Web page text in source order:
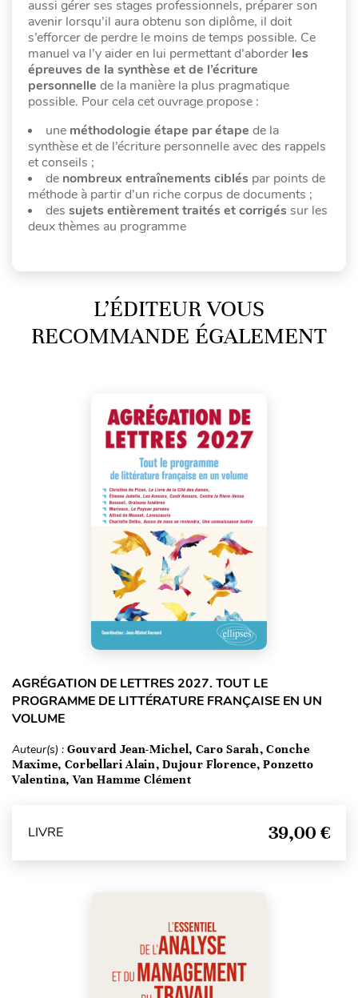
aussi gérer ses stages professionnels, préparer son
avenir lorsqu’il aura obtenu son diplôme, il doit
s’efforcer de perdre le moins de temps possible. Ce
manuel va l’y aider en lui permettant d’aborder les
épreuves de la synthèse et de l’écriture
personnelle de la manière la plus pragmatique
possible. Pour cela cet ouvrage propose :
une méthodologie étape par étape de la
synthèse et de l’écriture personnelle avec des rappels
et conseils ;
de nombreux entraînements ciblés par points de
méthode à partir d’un riche corpus de documents ;
des sujets entièrement traités et corrigés sur les
deux thèmes au programme
L’ÉDITEUR VOUS
RECOMMANDE ÉGALEMENT
AGRÉGATION DE LETTRES 2027. TOUT LE
PROGRAMME DE LITTÉRATURE FRANÇAISE EN UN
VOLUME
Auteur(s) : Gouvard Jean-Michel, Caro Sarah, Conche
Maxime, Corbellari Alain, Dujour Florence, Ponzetto
Valentina, Van Hamme Clément
LIVRE 39,00 €